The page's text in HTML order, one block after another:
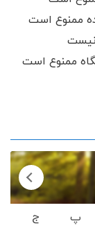
صابون
ممنوع است
نیست
ممنوع است
پ
ج